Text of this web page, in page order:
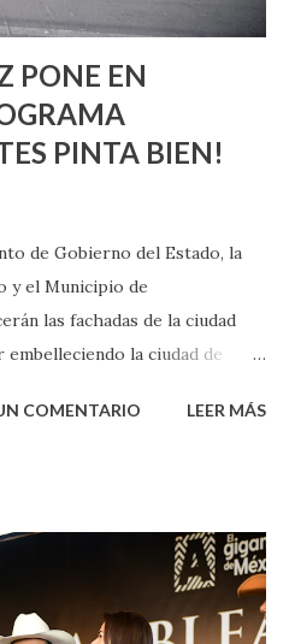
PONE EN
PINTA BIEN!
de Gobierno del Estado, la
y el Municipio de
las fachadas de la ciudad
la ciudad de
inicio al programa
capital. Leo Montañez
se usarán cerca de 90 mil
para dar inicio en la calle
COMENTARIO LEER MÁS